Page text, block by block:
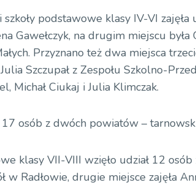
podstawowe klasy IV-VI zajęła
Gawełczyk, na drugim miejscu była
Przyznano też dwa miejsca
Szczupał z Zespołu Szkolno-
Michał Ciukaj i Julia Klimczak.
osób z dwóch powiatów –
klasy VII-VIII wzięło udział 12
w Radłowie, drugie miejsce zajęła